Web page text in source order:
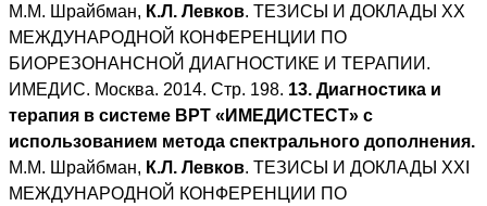
М.М. Шрайбман, К.Л. Левков. ТЕЗИСЫ И ДОКЛАДЫ XX
МЕЖДУНАРОДНОЙ КОНФЕРЕНЦИИ ПО
БИОРЕЗОНАНСНОЙ ДИАГНОСТИКЕ И ТЕРАПИИ.
ИМЕДИС. Москва. 2014. Стр. 198. 13. Диагностика и
терапия в системе ВРТ «ИМЕДИСТЕСТ» с
использованием метода спектрального дополнения.
М.М. Шрайбман, К.Л. Левков. ТЕЗИСЫ И ДОКЛАДЫ XXI
МЕЖДУНАРОДНОЙ КОНФЕРЕНЦИИ ПО